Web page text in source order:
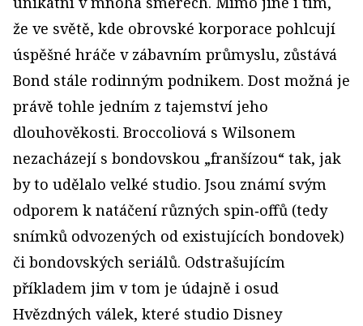
že ve světě, kde obrovské korporace pohlcují
úspěšné hráče v zábavním průmyslu, zůstává
Bond stále rodinným podnikem. Dost možná je
právě tohle jedním z tajemství jeho
dlouhověkosti. Broccoliová s Wilsonem
nezacházejí s bondovskou „franšízou“ tak, jak
by to udělalo velké studio. Jsou známí svým
odporem k natáčení různých spin‑offů (tedy
snímků odvozených od existujících bondovek)
či bondovských seriálů. Odstrašujícím
příkladem jim v tom je údajně i osud
Hvězdných válek, které studio Disney